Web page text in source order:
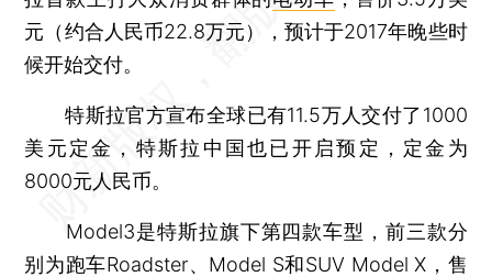
元（约合人民币22.8万元），预计于2017年晚些时
候开始交付。
特斯拉官方宣布全球已有11.5万人交付了1000
美元定金，特斯拉中国也已开启预定，定金为
8000元人民币。
Model3是特斯拉旗下第四款车型，前三款分
别为跑车Roadster、Model S和SUV Model X，售